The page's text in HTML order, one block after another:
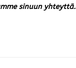
sinuun yhteyttä.